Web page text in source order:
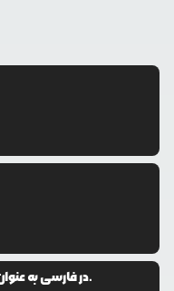
XYO در فارسی به عنوان "ایکسی‌او" شناخته می‌شود.